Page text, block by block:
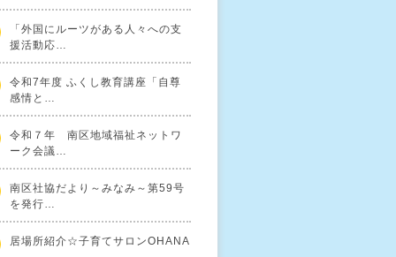
「外国にルーツがある人々への支
援活動応…
令和7年度 ふくし教育講座「自尊
感情と…
令和７年 南区地域福祉ネットワ
ーク会議…
南区社協だより～みなみ～第59号
を発行…
居場所紹介☆子育てサロンOHANA